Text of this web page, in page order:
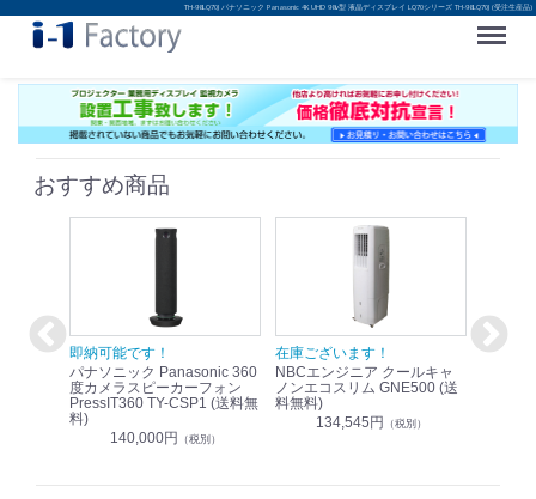
TH-98LQ70J パナソニック Panasonic 4K UHD 98v型 液晶ディスプレイ LQ70シリーズ TH-98LQ70J (受注生産品)
Menu
おすすめ商品
即納可能です！
パナソニック Panasonic 360
度カメラスピーカーフォン
PressIT360 TY-CSP1 (送料無
料)
140,000円 （税別）
在庫ございます！
NBCエンジニア クールキャ
ノンエコスリム GNE500 (送
料無料)
134,545円 （税別）
即納可